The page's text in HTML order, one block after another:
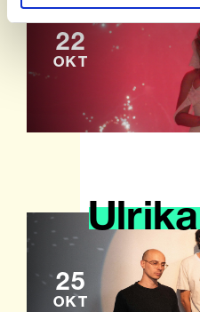
UDSOLGT
22
OKT
25
OKT
Ulrika